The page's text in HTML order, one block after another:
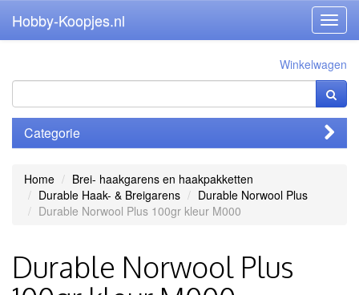
Hobby-Koopjes.nl
Winkelwagen
Categorie
Home
Brei- haakgarens en haakpakketten
Durable Haak- & Breigarens
Durable Norwool Plus
Durable Norwool Plus 100gr kleur M000
Durable Norwool Plus